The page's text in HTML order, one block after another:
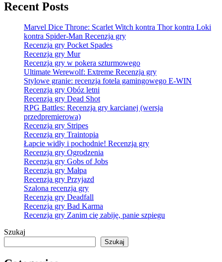
Recent Posts
Marvel Dice Throne: Scarlet Witch kontra Thor kontra Loki
kontra Spider-Man Recenzja gry
Recenzja gry Pocket Spades
Recenzja gry Mur
Recenzja gry w pokera szturmowego
Ultimate Werewolf: Extreme Recenzja gry
Stylowe granie: recenzja fotela gamingowego E-WIN
Recenzja gry Obóz letni
Recenzja gry Dead Shot
RPG Battles: Recenzja gry karcianej (wersja
przedpremierowa)
Recenzja gry Stripes
Recenzja gry Traintopia
Łapcie widły i pochodnie! Recenzja gry
Recenzja gry Ogrodzenia
Recenzja gry Gobs of Jobs
Recenzja gry Małpa
Recenzja gry Przyjazd
Szalona recenzja gry
Recenzja gry Deadfall
Recenzja gry Bad Karma
Recenzja gry Zanim cię zabiję, panie szpiegu
Szukaj
Szukaj